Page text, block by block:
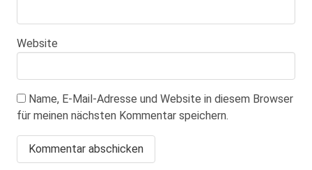
Website
Name, E-Mail-Adresse und Website in diesem Browser
für meinen nächsten Kommentar speichern.